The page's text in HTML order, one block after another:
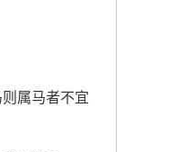
属马者不宜